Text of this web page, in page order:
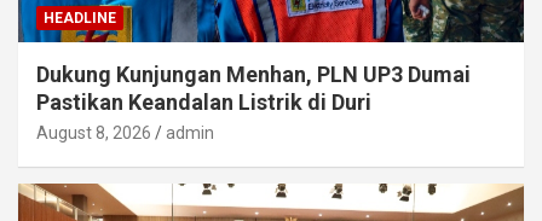
HEADLINE
Dukung Kunjungan Menhan, PLN UP3 Dumai
Pastikan Keandalan Listrik di Duri
August 8, 2026 admin